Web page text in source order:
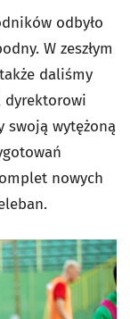
odbyło
W zeszłym
daliśmy
dyrektorowi
swoją wytężoną
nowych